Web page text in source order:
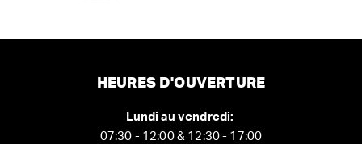
HEURES D'OUVERTURE
Lundi au vendredi:
07:30 - 12:00 & 12:30 - 17:00